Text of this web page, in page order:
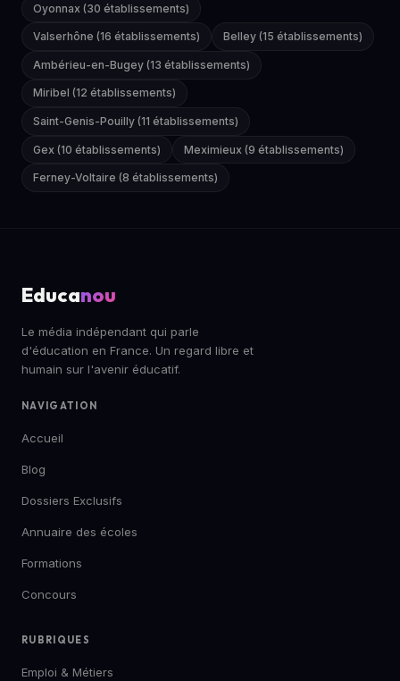
Oyonnax (30 établissements)
Valserhône (16 établissements) Belley (15 établissements)
Ambérieu-en-Bugey (13 établissements)
Miribel (12 établissements)
Saint-Genis-Pouilly (11 établissements)
Gex (10 établissements) Meximieux (9 établissements)
Ferney-Voltaire (8 établissements)
Educanou
Le média indépendant qui parle
d'éducation en France. Un regard libre et
humain sur l'avenir éducatif.
NAVIGATION
Accueil
Blog
Dossiers Exclusifs
Annuaire des écoles
Formations
Concours
RUBRIQUES
Emploi & Métiers